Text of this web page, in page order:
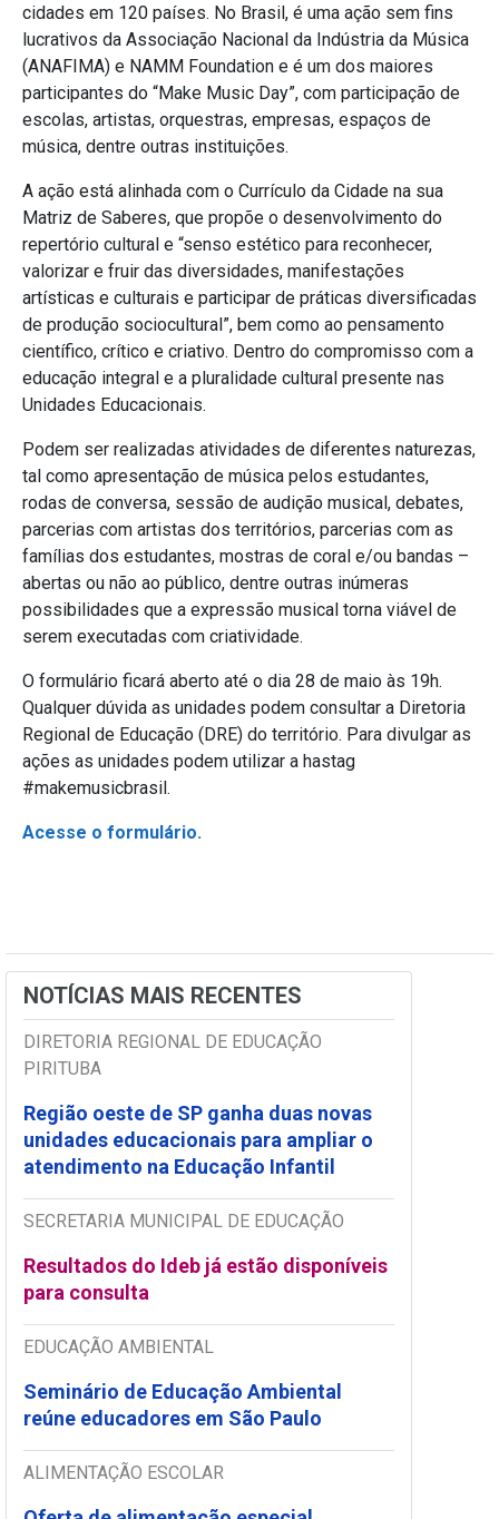
cidades em 120 países. No Brasil, é uma ação sem fins
lucrativos da Associação Nacional da Indústria da Música
(ANAFIMA) e NAMM Foundation e é um dos maiores
participantes do “Make Music Day”, com participação de
escolas, artistas, orquestras, empresas, espaços de
música, dentre outras instituições.
A ação está alinhada com o Currículo da Cidade na sua
Matriz de Saberes, que propõe o desenvolvimento do
repertório cultural e “senso estético para reconhecer,
valorizar e fruir das diversidades, manifestações
artísticas e culturais e participar de práticas diversificadas
de produção sociocultural”, bem como ao pensamento
científico, crítico e criativo. Dentro do compromisso com a
educação integral e a pluralidade cultural presente nas
Unidades Educacionais.
Podem ser realizadas atividades de diferentes naturezas,
tal como apresentação de música pelos estudantes,
rodas de conversa, sessão de audição musical, debates,
parcerias com artistas dos territórios, parcerias com as
famílias dos estudantes, mostras de coral e/ou bandas –
abertas ou não ao público, dentre outras inúmeras
possibilidades que a expressão musical torna viável de
serem executadas com criatividade.
O formulário ficará aberto até o dia 28 de maio às 19h.
Qualquer dúvida as unidades podem consultar a Diretoria
Regional de Educação (DRE) do território. Para divulgar as
ações as unidades podem utilizar a hastag
#makemusicbrasil.
Acesse o formulário.
NOTÍCIAS MAIS RECENTES
DIRETORIA REGIONAL DE EDUCAÇÃO
PIRITUBA
Região oeste de SP ganha duas novas
unidades educacionais para ampliar o
atendimento na Educação Infantil
SECRETARIA MUNICIPAL DE EDUCAÇÃO
Resultados do Ideb já estão disponíveis
para consulta
EDUCAÇÃO AMBIENTAL
Seminário de Educação Ambiental
reúne educadores em São Paulo
ALIMENTAÇÃO ESCOLAR